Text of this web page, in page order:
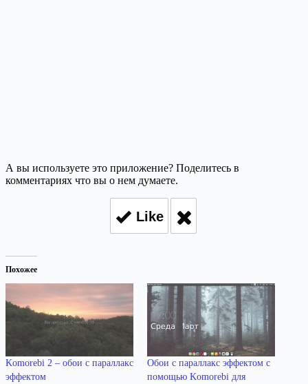
А вы используете это приложение? Поделитесь в
комментариях что вы о нем думаете.
Like
Похожее
Komorebi 2 – обои с параллакс
эффектом
Обои с параллакс эффектом с
помощью Komorebi для